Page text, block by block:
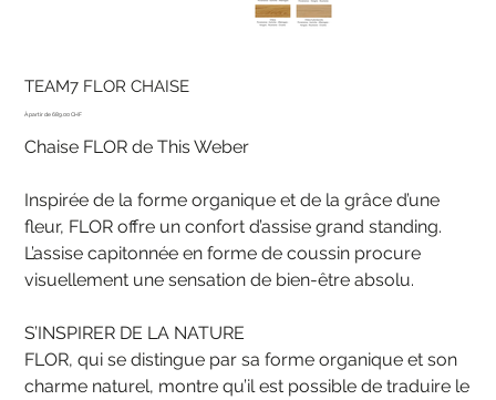
TEAM7 FLOR CHAISE
Prix 689.00 CHF
Chaise FLOR de This Weber
Inspirée de la forme organique et de la grâce d’une
fleur, FLOR offre un confort d’assise grand standing.
L’assise capitonnée en forme de coussin procure
visuellement une sensation de bien-être absolu.
S’INSPIRER DE LA NATURE
FLOR, qui se distingue par sa forme organique et son
charme naturel, montre qu’il est possible de traduire le